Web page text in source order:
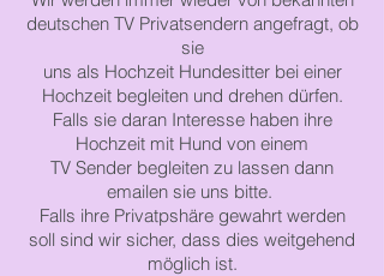
deutschen TV Privatsendern angefragt, ob
sie
uns als Hochzeit Hundesitter bei einer
Hochzeit begleiten und drehen dürfen.​
Falls sie daran Interesse haben ihre
Hochzeit mit Hund von einem
TV Sender begleiten zu lassen dann
emailen sie uns bitte.
Falls ihre Privatpshäre gewahrt werden
soll sind wir sicher, dass dies weitgehend
möglich ist.